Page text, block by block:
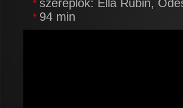
szereplők: Ella Rubin,
94 min